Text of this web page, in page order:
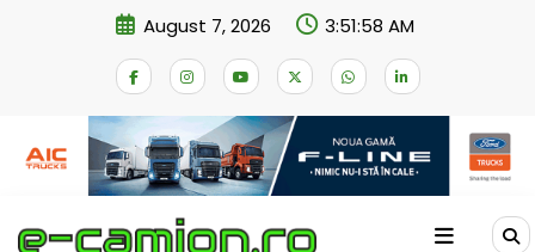
August 7, 2026 3:51:59 AM